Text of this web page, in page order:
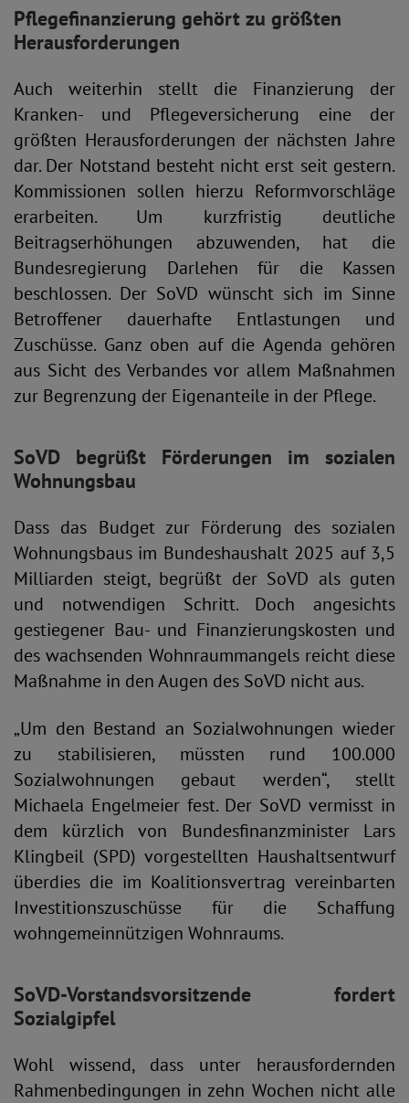
Pflegefinanzierung gehört zu größten
Herausforderungen
Auch weiterhin stellt die Finanzierung der
Kranken- und Pflegeversicherung eine der
größten Herausforderungen der nächsten Jahre
dar. Der Notstand besteht nicht erst seit gestern.
Kommissionen sollen hierzu Reformvorschläge
erarbeiten. Um kurzfristig deutliche
Beitragserhöhungen abzuwenden, hat die
Bundesregierung Darlehen für die Kassen
beschlossen. Der SoVD wünscht sich im Sinne
Betroffener dauerhafte Entlastungen und
Zuschüsse. Ganz oben auf die Agenda gehören
aus Sicht des Verbandes vor allem Maßnahmen
zur Begrenzung der Eigenanteile in der Pflege.
SoVD begrüßt Förderungen im sozialen
Wohnungsbau
Dass das Budget zur Förderung des sozialen
Wohnungsbaus im Bundeshaushalt 2025 auf 3,5
Milliarden steigt, begrüßt der SoVD als guten
und notwendigen Schritt. Doch angesichts
gestiegener Bau- und Finanzierungskosten und
des wachsenden Wohnraummangels reicht diese
Maßnahme in den Augen des SoVD nicht aus.
„Um den Bestand an Sozialwohnungen wieder
zu stabilisieren, müssten rund 100.000
Sozialwohnungen gebaut werden“, stellt
Michaela Engelmeier fest. Der SoVD vermisst in
dem kürzlich von Bundesfinanzminister Lars
Klingbeil (SPD) vorgestellten Haushaltsentwurf
überdies die im Koalitionsvertrag vereinbarten
Investitionszuschüsse für die Schaffung
wohngemeinnützigen Wohnraums.
SoVD-Vorstandsvorsitzende fordert
Sozialgipfel
Wohl wissend, dass unter herausfordernden
Rahmenbedingungen in zehn Wochen nicht alle